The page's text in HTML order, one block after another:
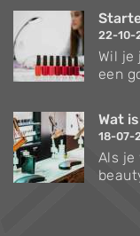
22-10-
Wil je
een
Wat
18-07-
Als je